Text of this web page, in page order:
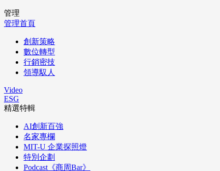
管理
管理首頁
創新策略
數位轉型
行銷密技
領導馭人
Video
ESG
精選特輯
AI創新百強
名家專欄
MIT-U 企業探照燈
特別企劃
Podcast《商周Bar》